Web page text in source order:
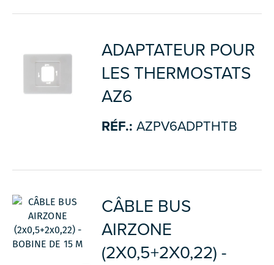
ADAPTATEUR POUR
LES THERMOSTATS
AZ6
RÉF.: AZPV6ADPTHTB
CÂBLE BUS
AIRZONE
(2X0,5+2X0,22) -